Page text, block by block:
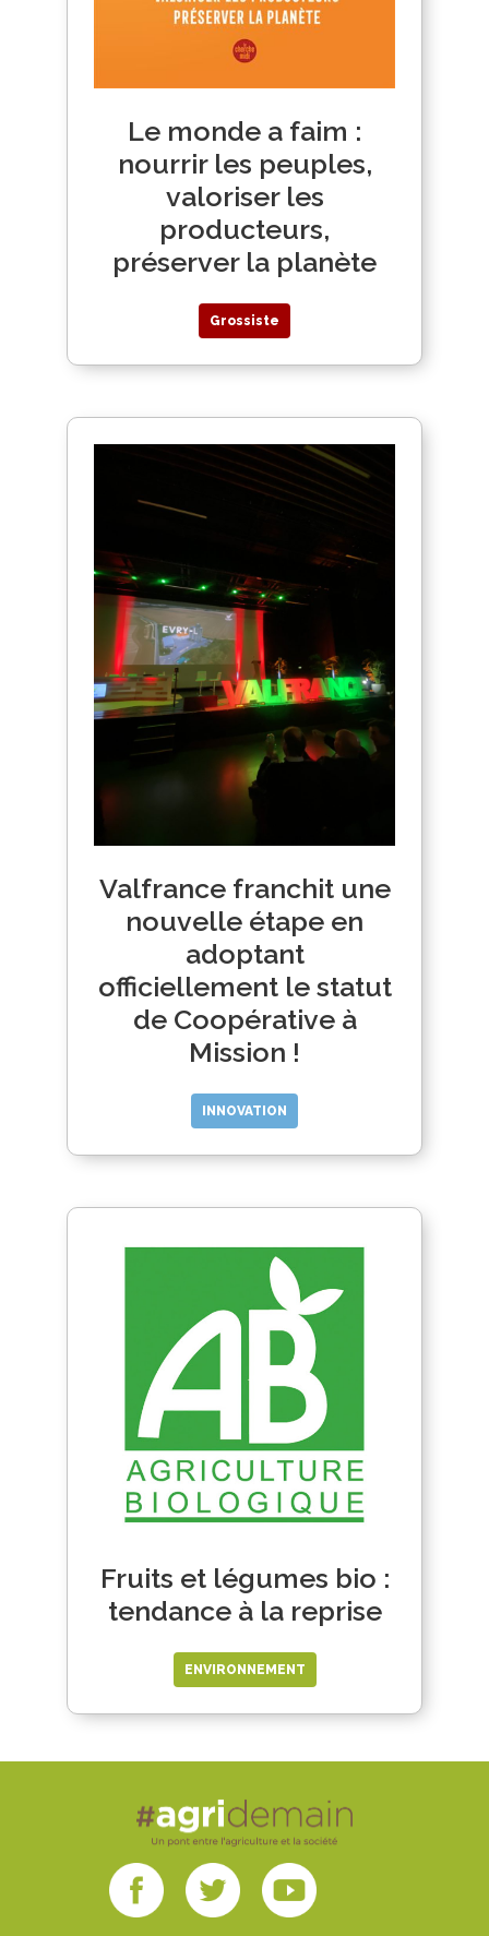
Le monde a faim :
nourrir les peuples,
valoriser les
producteurs,
préserver la planète
Grossiste
Valfrance franchit une
nouvelle étape en
adoptant
officiellement le statut
de Coopérative à
Mission !
INNOVATION
Fruits et légumes bio :
tendance à la reprise
ENVIRONNEMENT